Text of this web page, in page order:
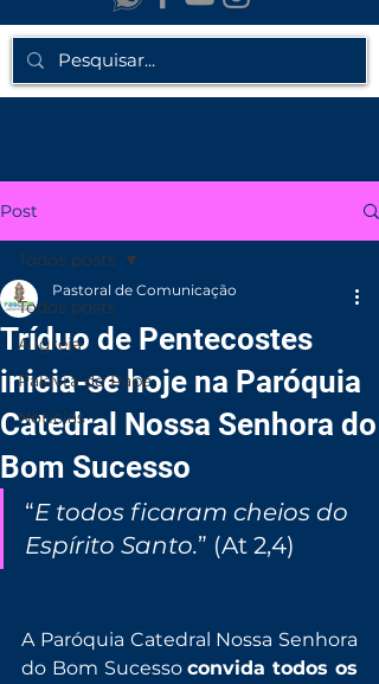
Post
Todos posts
A Igreja
Palavra do Papa
Noticias
Todos posts
Tríduo de Pentecostes
inicia-se hoje na Paróquia
Catedral Nossa Senhora do
Bom Sucesso
Pastoral de Comunicação
“E todos ficaram cheios do
Espírito Santo.” (At 2,4)
A Paróquia Catedral Nossa Senhora
do Bom Sucesso convida todos os